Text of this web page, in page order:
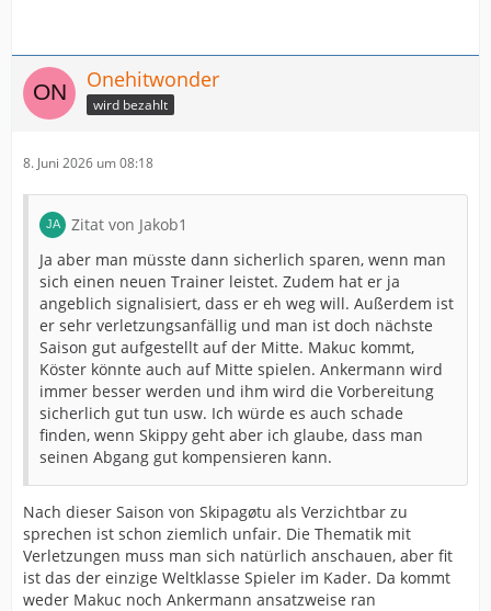
Onehitwonder
wird bezahlt
8. Juni 2026 um 08:18
Zitat von Jakob1
Ja aber man müsste dann sicherlich sparen, wenn man
sich einen neuen Trainer leistet. Zudem hat er ja
angeblich signalisiert, dass er eh weg will. Außerdem ist
er sehr verletzungsanfällig und man ist doch nächste
Saison gut aufgestellt auf der Mitte. Makuc kommt,
Köster könnte auch auf Mitte spielen. Ankermann wird
immer besser werden und ihm wird die Vorbereitung
sicherlich gut tun usw. Ich würde es auch schade
finden, wenn Skippy geht aber ich glaube, dass man
seinen Abgang gut kompensieren kann.
Nach dieser Saison von Skipagøtu als Verzichtbar zu
sprechen ist schon ziemlich unfair. Die Thematik mit
Verletzungen muss man sich natürlich anschauen, aber fit
ist das der einzige Weltklasse Spieler im Kader. Da kommt
weder Makuc noch Ankermann ansatzweise ran